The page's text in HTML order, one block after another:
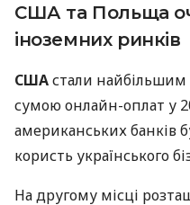
США та Польща
іноземних ринків
СШАстали
сумою онлайн-оплат у
американських банків
користь українського
На другому місці